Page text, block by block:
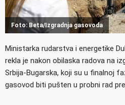
Foto: Beta/Izgradnja gasovoda
Ministarka rudarstva i energetike
rekla je nakon obilaska radova na
Srbija-Bugarska, koji su u finalnoj
gasovod biti pušten u probni rad